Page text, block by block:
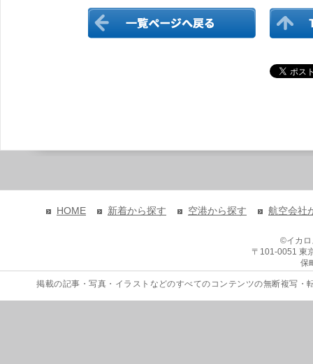
HOME 新着から探す 空港から探す 航空会社
©イカ
〒101-0051 東
保
掲載の記事・写真・イラストなどのすべてのコンテンツの無断複